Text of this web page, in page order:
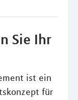
Sie Ihr
ist ein
für